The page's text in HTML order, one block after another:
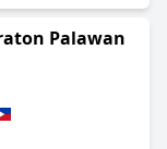
Palawan